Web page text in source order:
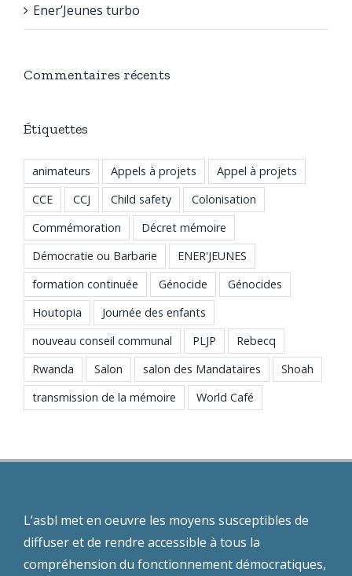
Ener’Jeunes turbo
Commentaires récents
Étiquettes
animateurs Appels à projets
Appel à projets
CCE
CCJ Child safety
Colonisation
Commémoration
Décret mémoire
Démocratie ou Barbarie
ENER'JEUNES
formation continuée
Génocide
Génocides
Houtopia
Journée des enfants
nouveau conseil communal
PLJP
Rebecq
Rwanda
Salon salon des Mandataires
Shoah
transmission de la mémoire
World Café
L’asbl met en oeuvre les moyens susceptibles de
diffuser et de rendre accessible à tous la
compréhension du fonctionnement démocratiques,